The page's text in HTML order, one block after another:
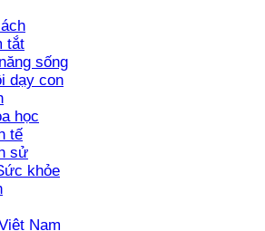
tắt
sống
dạy con
học
tế
sử
khỏe
Nam